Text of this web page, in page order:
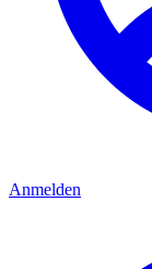
Anmelden